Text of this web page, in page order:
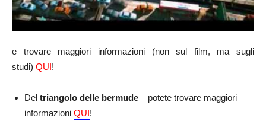
e trovare maggiori informazioni (non sul film, ma sugli
studi) QUI!
Del triangolo delle bermude – potete trovare maggiori
informazioni QUI!